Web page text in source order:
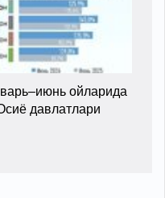
ойларида
давлатлари